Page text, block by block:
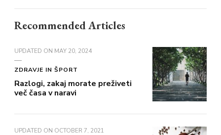
Recommended Articles
UPDATED ON MAY 20, 2024
ZDRAVJE IN ŠPORT
Razlogi, zakaj morate preživeti
več časa v naravi
UPDATED ON OCTOBER 7, 2021